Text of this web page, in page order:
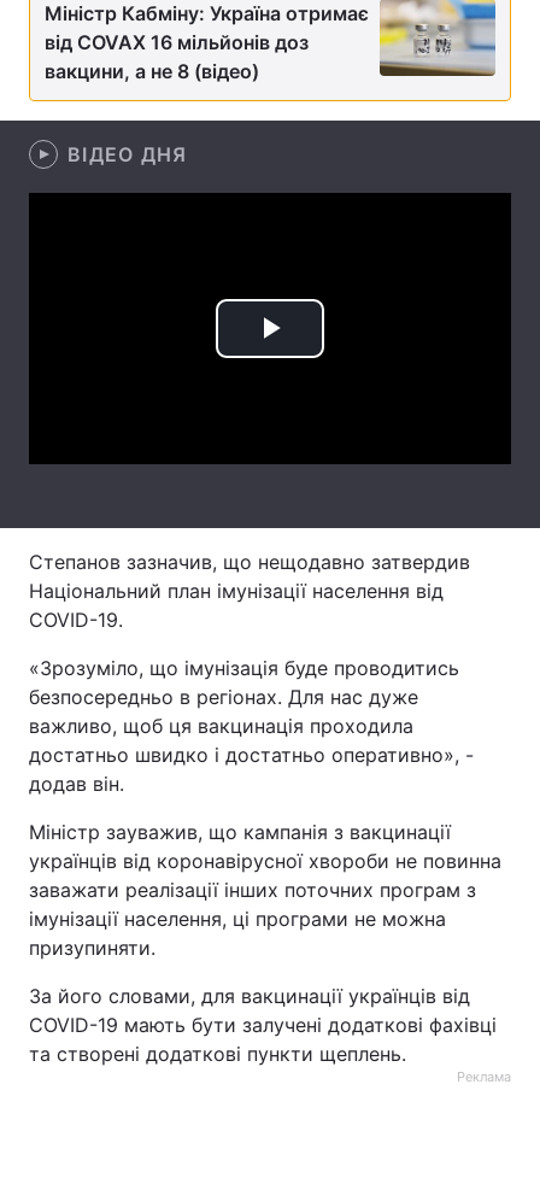
Цікавинки Погода
Екологія
Лонгріди
Відео з Youtube Статті
Вакансії
Тема оформлення
Міністр Кабміну: Україна отримає
від COVAX 16 мільйонів доз
вакцини, а не 8 (відео)
ВІДЕО ДНЯ
Play
Степанов зазначив, що нещодавно затвердив
Національний план імунізації населення від
COVID-19.
«Зрозуміло, що імунізація буде проводитись
безпосередньо в регіонах. Для нас дуже
важливо, щоб ця вакцинація проходила
достатньо швидко і достатньо оперативно», -
додав він.
Міністр зауважив, що кампанія з вакцинації
українців від коронавірусної хвороби не повинна
заважати реалізації інших поточних програм з
імунізації населення, ці програми не можна
призупиняти.
За його словами, для вакцинації українців від
COVID-19 мають бути залучені додаткові фахівці
та створені додаткові пункти щеплень.
Реклама